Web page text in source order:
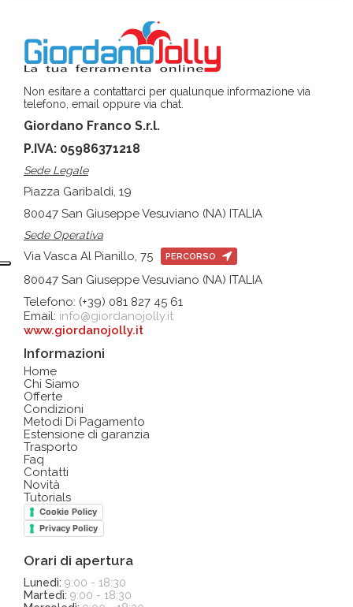
Non esitare a contattarci per qualunque informazione via
telefono, email oppure via chat.
Giordano Franco S.r.l.
P.IVA: 05986371218
Sede Legale
Piazza Garibaldi, 19
80047 San Giuseppe Vesuviano (NA) ITALIA
Sede Operativa
Via Vasca Al Pianillo, 75 PERCORSO
80047 San Giuseppe Vesuviano (NA) ITALIA
Telefono: (+39) 081 827 45 61
Email: info@giordanojolly.it
www.giordanojolly.it
Informazioni
Home
Chi Siamo
Offerte
Condizioni
Metodi Di Pagamento
Estensione di garanzia
Trasporto
Faq
Contatti
Novità
Tutorials
Cookie Policy
Privacy Policy
Orari di apertura
Lunedì: 9:00 - 18:30
Martedì: 9:00 - 18:30